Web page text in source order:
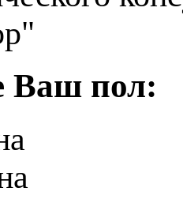
Ваш пол: